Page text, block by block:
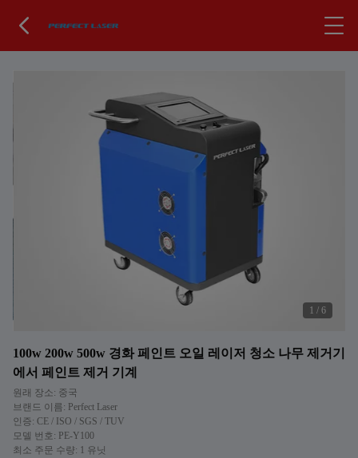
1 / 6
100w 200w 500w 경화 페인트 오일 레이저 청소 나무 제거기
에서 페인트 제거 기계
원래 장소: 중국
브랜드 이름: Perfect Laser
인증: CE / ISO / SGS / TUV
모델 번호: PE-Y100
최소 주문 수량: 1 유닛